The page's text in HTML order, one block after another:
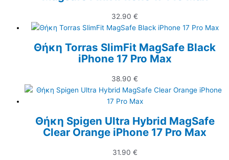
32.90 €
Θήκη Torras SlimFit MagSafe Black
iPhone 17 Pro Max
38.90 €
Θήκη Spigen Ultra Hybrid MagSafe
Clear Orange iPhone 17 Pro Max
31.90 €